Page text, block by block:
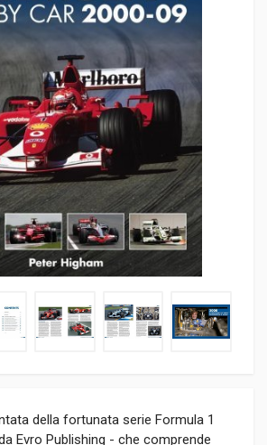
della fortunata serie Formula 1
Evro Publishing - che comprende